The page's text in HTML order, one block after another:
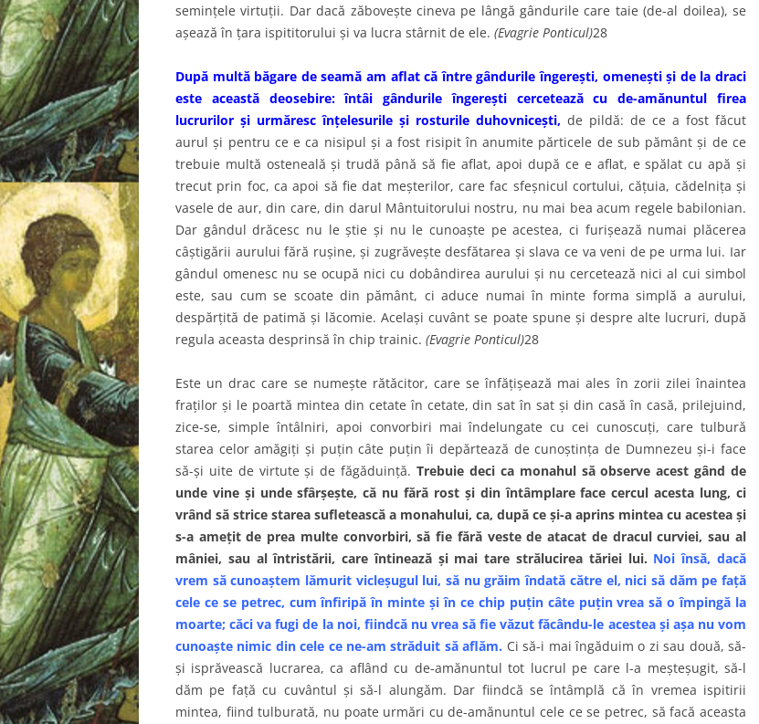
seminţele virtuţii. Dar dacă zăboveşte cineva pe lângă gândurile care taie (de-al doilea), se
aşează în ţara ispititorului şi va lucra stârnit de ele. (Evagrie Ponticul)28
După multă băgare de seamă am aflat că între gândurile îngereşti, omeneşti şi de la draci
este această deosebire: întâi gândurile îngereşti cercetează cu de-amănuntul firea
lucrurilor şi urmăresc înţelesurile şi rosturile duhovniceşti, de pildă: de ce a fost făcut
aurul şi pentru ce e ca nisipul şi a fost risipit în anumite părticele de sub pământ şi de ce
trebuie multă osteneală şi trudă până să fie aflat, apoi după ce e aflat, e spălat cu apă şi
trecut prin foc, ca apoi să fie dat meşterilor, care fac sfeşnicul cortului, căţuia, cădelniţa şi
vasele de aur, din care, din darul Mântuitorului nostru, nu mai bea acum regele babilonian.
Dar gândul drăcesc nu le ştie şi nu le cunoaşte pe acestea, ci furişează numai plăcerea
câştigării aurului fără ruşine, şi zugrăveşte desfătarea şi slava ce va veni de pe urma lui. Iar
gândul omenesc nu se ocupă nici cu dobândirea aurului şi nu cercetează nici al cui simbol
este, sau cum se scoate din pământ, ci aduce numai în minte forma simplă a aurului,
despărţită de patimă şi lăcomie. Acelaşi cuvânt se poate spune şi despre alte lucruri, după
regula aceasta desprinsă în chip trainic. (Evagrie Ponticul)28
Este un drac care se numeşte rătăcitor, care se înfăţişează mai ales în zorii zilei înaintea
fraţilor şi le poartă mintea din cetate în cetate, din sat în sat şi din casă în casă, prilejuind,
zice-se, simple întâlniri, apoi convorbiri mai îndelungate cu cei cunoscuţi, care tulbură
starea celor amăgiţi şi puţin câte puţin îi depărtează de cunoştinţa de Dumnezeu şi-i face
să-şi uite de virtute şi de făgăduinţă.Trebuie deci ca monahul să observe acest gând de
unde vine şi unde sfârşeşte, că nu fără rost şi din întâmplare face cercul acesta lung, ci
vrând să strice starea sufletească a monahului, ca, după ce şi-a aprins mintea cu acestea şi
s-a ameţit de prea multe convorbiri, să fie fără veste de atacat de dracul curviei, sau al
mâniei, sau al întristării, care întinează şi mai tare strălucirea tăriei lui. Noi însă, dacă
vrem să cunoaştem lămurit vicleşugul lui, să nu grăim îndată către el, nici să dăm pe faţă
cele ce se petrec, cum înfiripă în minte şi în ce chip puţin câte puţin vrea să o împingă la
moarte; căci va fugi de la noi, fiindcă nu vrea să fie văzut făcându-le acestea şi aşa nu vom
cunoaşte nimic din cele ce ne-am străduit să aflăm. Ci să-i mai îngăduim o zi sau două, să-
şi isprăvească lucrarea, ca aflând cu de-amănuntul tot lucrul pe care l-a meşteşugit, să-l
dăm pe faţă cu cuvântul şi să-l alungăm. Dar fiindcă se întâmplă că în vremea ispitirii
mintea, fiind tulburată, nu poate urmări cu de-amănuntul cele ce se petrec, să facă aceasta